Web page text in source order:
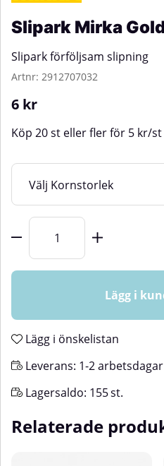
Slipark Mirka
Slipark förföljsam slipning
Artnr: 2912707032
6 kr
Köp 20 st eller fler för 5 kr/st
Kornstorlek
Lägg i
Lägg i önskelistan
Leverans: 1-2 arbetsdagar
Lagersaldo: 155st.
Relaterade